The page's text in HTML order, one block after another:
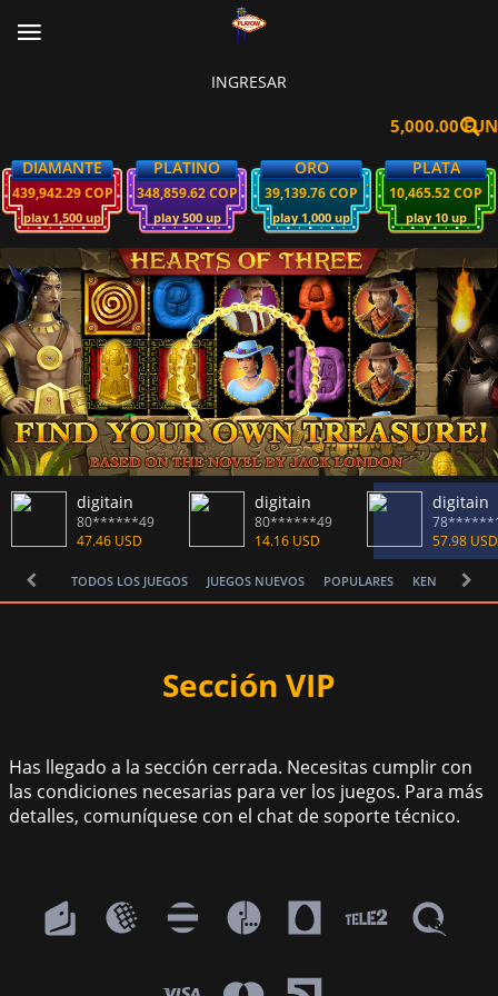
INGRESAR
5,000.00 FUN
439,942.29 COP
play 1,500 up
DIAMANTE
348,859.62 COP
play 500 up
PLATINO
39,139.76 COP
play 1,000 up
ORO
10,465.52 COP
play 10 up
PLATA
digitain
80******49
47.46 USD
digitain
80******49
14.16 USD
digitain
57.98 USD
TODOS LOS JUEGOS JUEGOS NUEVOS POPULARES KENO
Sección VIP
Has llegado a la sección cerrada. Necesitas cumplir con
las condiciones necesarias para ver los juegos. Para más
detalles, comuníquese con el chat de soporte técnico.